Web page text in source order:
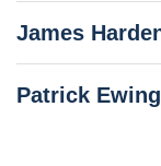
James
Patrick